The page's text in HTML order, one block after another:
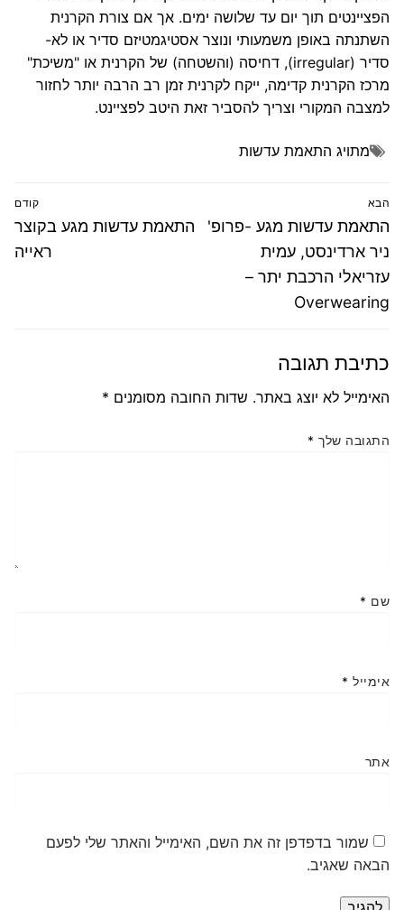
הפציינטים תוך יום עד שלושה ימים. אך אם צורת הקרנית
השתנתה באופן משמעותי ונוצר אסטיגמטיזם סדיר או לא-
סדיר (irregular), דחיסה (והשטחה) של הקרנית או "משיכת"
מרכז הקרנית קדימה, ייקח לקרנית זמן רב הרבה יותר לחזור
למצבה המקורי וצריך להסביר זאת היטב לפציינט.
מתויג התאמת עדשות
ניווט קודם
פוסט
התאמת עדשות מגע בקוצר
ראייה
הבא
הפוסט
הבא:
התאמת עדשות מגע -פרופ'
ניר ארדינסט, עמית
עזריאלי הרכבת יתר –
Overwearing
כתיבת תגובה
האימייל לא יוצג באתר. שדות החובה מסומנים *
התגובה שלך *
שם *
אימייל *
אתר
שמור בדפדפן זה את השם, האימייל והאתר שלי לפעם
הבאה שאגיב.